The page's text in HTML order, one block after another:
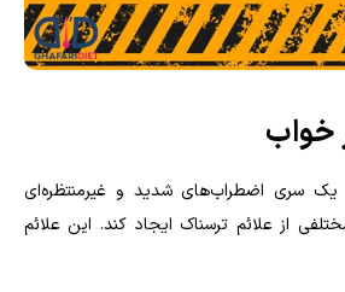
خواب
سری اضطراب‌های شدید و غیرمنتظره‌ای
از علائم ترسناک ایجاد کند. این علائم